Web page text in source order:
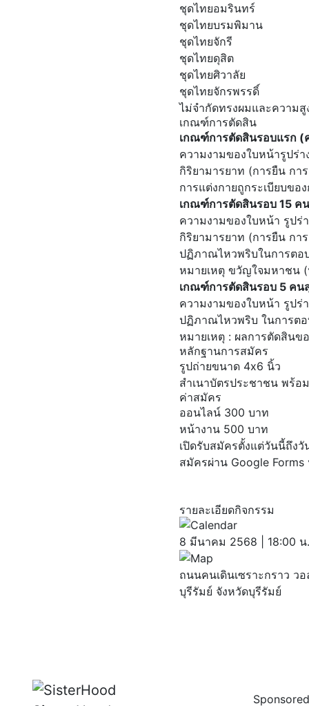
ชุดไทยอมรินทร์
ชุดไทยบรมพิมาน
ชุดไทยจักรี
ชุดไทยดุสิต
ชุดไทยศิวาลัย
ชุดไทยจักรพรรดิ์
ไม่จํากัดทรงผมและความสู
เกณฑ์การตัดสิน
เกณฑ์การตัดสินรอบแรก
ความงามของใบหน้ารูปร่
กิริยามารยาท (การยืน กา
การแต่งกายถูกระเบียบข
เกณฑ์การตัดสินรอบ 15 ค
ความงามของใบหน้า รูปร่
กิริยามารยาท (การยืน กา
ปฏิภาณไหวพริบในการตอ
หมายเหตุ ขวัญใจมหาชน (
เกณฑ์การตัดสินรอบ 5 คน
ความงามของใบหน้า รูปร่
ปฏิภาณไหวพริบ ในการต
หมายเหตุ : ผลการตัดสิน
หลักฐานการสมัคร
รูปถ่ายขนาด 4x6 นิ้ว
สำเนาบัตรประชาชน พร้อ
ค่าสมัคร
ออนไลน์ 300 บาท
หน้างาน 500 บาท
เปิดรับสมัครตั้งแต่วันนี้ถึง
สมัครผ่าน Google Forms
รายละเอียดกิจกรรม
8 มีนาคม 2568 | 18:00 น
ถนนคนเดินเซราะกราว ว
บุรีรัมย์​ จังหวัด​บุรีรัมย์